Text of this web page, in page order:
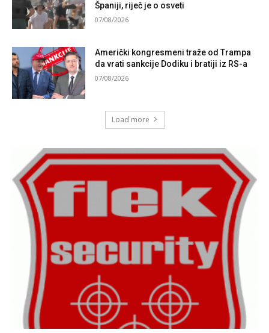
Španiji, riječ je o osveti
07/08/2026
Američki kongresmeni traže od Trampa
da vrati sankcije Dodiku i bratiji iz RS-a
07/08/2026
Load more